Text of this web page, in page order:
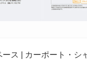
ース | カーポート・シ